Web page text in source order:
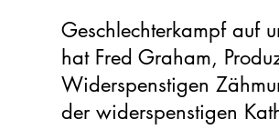
Geschlechterkampf auf
hat Fred Graham,
Widerspenstigen
der widerspenstigen